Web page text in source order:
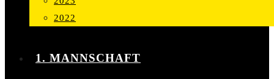
2022
1. MANNSCHAFT